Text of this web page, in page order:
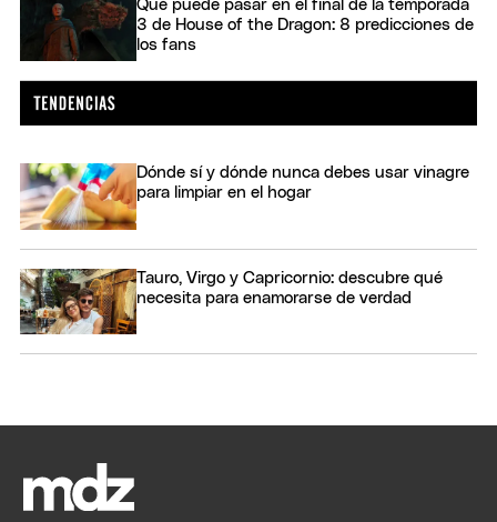
Qué puede pasar en el final de la temporada
3 de House of the Dragon: 8 predicciones de
los fans
Dónde sí y dónde nunca debes usar vinagre
para limpiar en el hogar
Tauro, Virgo y Capricornio: descubre qué
necesita para enamorarse de verdad